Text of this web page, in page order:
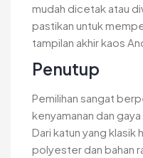
mudah dicetak atau
pastikan untuk
tampilan akhir kaos
Penutup
Pemilihan sangat
kenyamanan dan
Dari katun yang
polyester dan bahan